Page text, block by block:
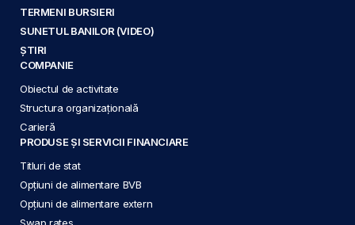
TERMENI BURSIERI
SUNETUL BANILOR (VIDEO)
ȘTIRI
COMPANIE
Obiectul de activitate
Structura organizațională
Carieră
PRODUSE ȘI SERVICII FINANCIARE
Titluri de stat
Opțiuni de alimentare BVB
Opțiuni de alimentare extern
Swap rates